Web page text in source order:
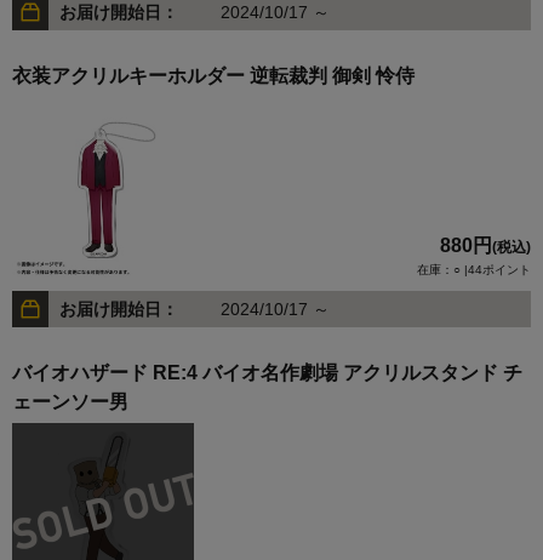
お届け開始日： 2024/10/17 ～
衣装アクリルキーホルダー 逆転裁判 御剣 怜侍
880円 (税込)
在庫：○ |44ポイント
お届け開始日： 2024/10/17 ～
バイオハザード RE:4 バイオ名作劇場 アクリルスタンド チ
ェーンソー男